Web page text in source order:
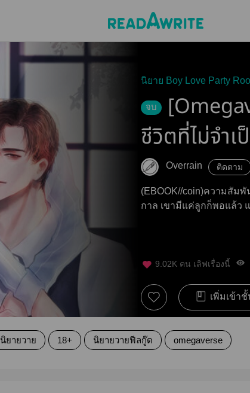
นิยาย Boy Love Party
จบ
ชีวิตที่ไม่จำ
Overrain ติดตาม
(EBOOK//coin)ความสัม
กาล เขามีแค่ลูกก็พอแล้ว
9.02K คน เลิฟเรื่องนี้
เพิ่มเข้า
นิยายวาย 18+ นิยายวายฟีลกู๊ด omegaverse